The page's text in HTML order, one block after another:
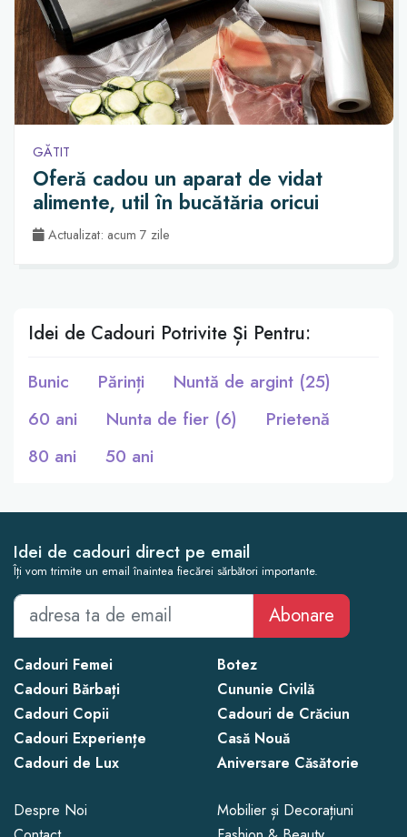
GĂTIT
Oferă cadou un aparat de vidat
alimente, util în bucătăria oricui
Actualizat: acum 7 zile
Idei de Cadouri Potrivite Și Pentru:
Bunic Părinți
Nuntă de argint (25)
60 ani
Nunta de fier (6)
Prietenă
80 ani
50 ani
Idei de cadouri direct pe email
Îți vom trimite un email înaintea fiecărei sărbători importante.
Abonare
Cadouri Femei
Cadouri Bărbați
Cadouri Copii
Cadouri Experiențe
Cadouri de Lux
Botez
Cununie Civilă
Cadouri de Crăciun
Casă Nouă
Aniversare Căsătorie
Despre Noi
Mobilier și Decorațiuni